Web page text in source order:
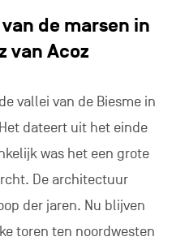
de marsen in
van Acoz
vallei van de Biesme in
dateert uit het einde
was het een grote
De architectuur
der jaren. Nu blijven
toren ten noordwesten